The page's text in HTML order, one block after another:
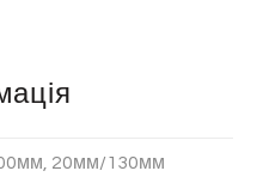
20мм/130мм